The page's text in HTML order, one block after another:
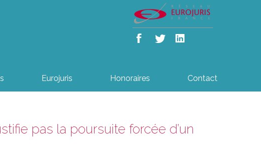
Eurojuris Honoraires Contact
pas la poursuite forcée d’un